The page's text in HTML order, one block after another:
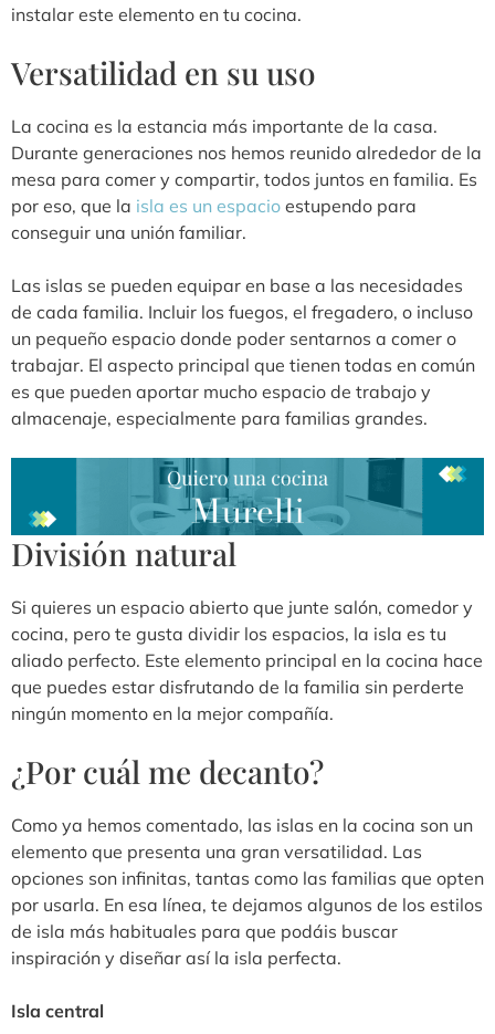
instalar este elemento en tu cocina.
Versatilidad en su uso
La cocina es la estancia más importante de la casa.
Durante generaciones nos hemos reunido alrededor de la
mesa para comer y compartir, todos juntos en familia. Es
por eso, que la isla es un espacio estupendo para
conseguir una unión familiar.
Las islas se pueden equipar en base a las necesidades
de cada familia. Incluir los fuegos, el fregadero, o incluso
un pequeño espacio donde poder sentarnos a comer o
trabajar. El aspecto principal que tienen todas en común
es que pueden aportar mucho espacio de trabajo y
almacenaje, especialmente para familias grandes.
División natural
Si quieres un espacio abierto que junte salón, comedor y
cocina, pero te gusta dividir los espacios, la isla es tu
aliado perfecto. Este elemento principal en la cocina hace
que puedes estar disfrutando de la familia sin perderte
ningún momento en la mejor compañía.
¿Por cuál me decanto?
Como ya hemos comentado, las islas en la cocina son un
elemento que presenta una gran versatilidad. Las
opciones son infinitas, tantas como las familias que opten
por usarla. En esa línea, te dejamos algunos de los estilos
de isla más habituales para que podáis buscar
inspiración y diseñar así la isla perfecta.
Isla central